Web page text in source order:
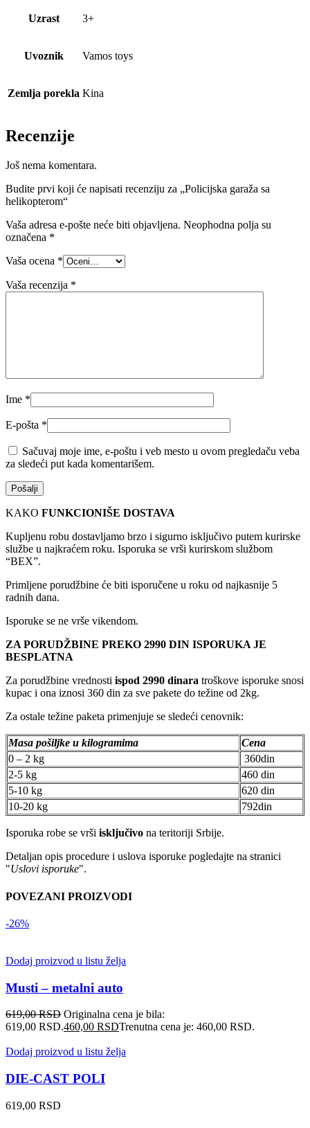
Uzrast 3+
Uvoznik Vamos toys
Zemlja porekla Kina
Recenzije
Još nema komentara.
Budite prvi koji će napisati recenziju za „Policijska garaža sa
helikopterom“
Vaša adresa e-pošte neće biti objavljena. Neophodna polja su
označena *
Vaša ocena *
Vaša recenzija *
Ime *
E-pošta *
Sačuvaj moje ime, e-poštu i veb mesto u ovom pregledaču veba
za sledeći put kada komentarišem.
KAKO FUNKCIONIŠE DOSTAVA
Kupljenu robu dostavljamo brzo i sigurno isključivo putem kurirske
službe u najkraćem roku. Isporuka se vrši kurirskom službom
“BEX”.
Primljene porudžbine će biti isporučene u roku od najkasnije 5
radnih dana.
Isporuke se ne vrše vikendom.
ZA PORUDŽBINE PREKO 2990 DIN ISPORUKA JE
BESPLATNA
Za porudžbine vrednosti ispod 2990 dinara troškove isporuke snosi
kupac i ona iznosi 360 din za sve pakete do težine od 2kg.
Za ostale težine paketa primenjuje se sledeći cenovnik:
Masa pošiljke u kilogramima
Cena
0 – 2 kg
360din
2-5 kg
460 din
5-10 kg
620 din
10-20 kg
792din
Isporuka robe se vrši isključivo na teritoriji Srbije.
Detaljan opis procedure i uslova isporuke pogledajte na stranici
"Uslovi isporuke".
POVEZANI PROIZVODI
-26%
Dodaj proizvod u listu želja
Musti – metalni auto
619,00RSD Originalna cena je bila:
619,00 RSD.460,00 RSDTrenutna cena je: 460,00 RSD.
Dodaj proizvod u listu želja
DIE-CAST POLI
619,00 RSD